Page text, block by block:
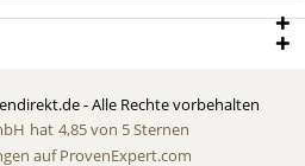
- Alle Rechte vorbehalten
hat 4,85von 5Sternen
auf ProvenExpert.com